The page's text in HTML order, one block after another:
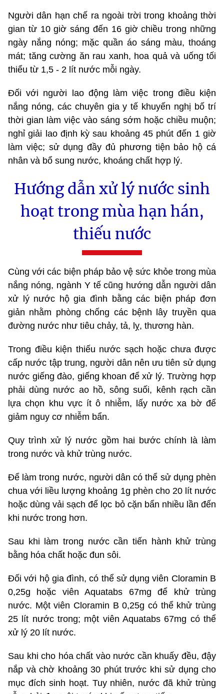
Người dân hạn chế ra ngoài trời trong khoảng thời
gian từ 10 giờ sáng đến 16 giờ chiều trong những
ngày nắng nóng; mặc quần áo sáng màu, thoáng
mát; tăng cường ăn rau xanh, hoa quả và uống tối
thiểu từ 1,5 - 2 lít nước mỗi ngày.
Đối với người lao động làm việc trong điều kiện
nắng nóng, các chuyên gia y tế khuyến nghị bố trí
thời gian làm việc vào sáng sớm hoặc chiều muộn;
nghỉ giải lao định kỳ sau khoảng 45 phút đến 1 giờ
làm việc; sử dụng đầy đủ phương tiện bảo hộ cá
nhân và bổ sung nước, khoáng chất hợp lý.
Hướng dẫn xử lý nước sinh
hoạt trong mùa hạn hán,
thiếu nước
Cùng với các biện pháp bảo vệ sức khỏe trong mùa
nắng nóng, ngành Y tế cũng hướng dẫn người dân
xử lý nước hộ gia đình bằng các biện pháp đơn
giản nhằm phòng chống các bệnh lây truyền qua
đường nước như tiêu chảy, tả, lỵ, thương hàn.
Trong điều kiện thiếu nước sạch hoặc chưa được
cấp nước tập trung, người dân nên ưu tiên sử dụng
nước giếng đào, giếng khoan để xử lý. Trường hợp
phải dùng nước ao hồ, sông suối, kênh rạch cần
lựa chọn khu vực ít ô nhiễm, lấy nước xa bờ để
giảm nguy cơ nhiễm bẩn.
Quy trình xử lý nước gồm hai bước chính là làm
trong nước và khử trùng nước.
Để làm trong nước, người dân có thể sử dụng phèn
chua với liều lượng khoảng 1g phèn cho 20 lít nước
hoặc dùng vải sạch để lọc bỏ cặn bẩn nhiều lần đến
khi nước trong hơn.
Sau khi làm trong nước cần tiến hành khử trùng
bằng hóa chất hoặc đun sôi.
Đối với hộ gia đình, có thể sử dụng viên Cloramin B
0,25g hoặc viên Aquatabs 67mg để khử trùng
nước. Một viên Cloramin B 0,25g có thể khử trùng
25 lít nước trong; một viên Aquatabs 67mg có thể
xử lý 20 lít nước.
Sau khi cho hóa chất vào nước cần khuấy đều, đậy
nắp và chờ khoảng 30 phút trước khi sử dụng cho
mục đích sinh hoạt. Tuy nhiên, nước đã khử trùng